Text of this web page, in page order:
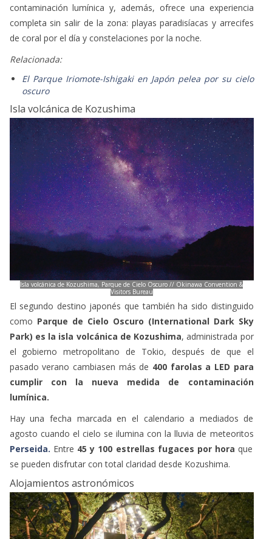
contaminación lumínica y, además, ofrece una experiencia
completa sin salir de la zona: playas paradisíacas y arrecifes
de coral por el día y constelaciones por la noche.
Relacionada:
El Parque Iriomote-Ishigaki en Japón pelea por su cielo
oscuro
Isla volcánica de Kozushima
Isla volcánica de Kozushima, Parque de Cielo Oscuro // Okinawa Convention &
El segundo destino japonés que también ha sido distinguido
Parque de Cielo Oscuro (International Dark Sky
Park) es la isla volcánica de Kozushima , administrada por
el gobierno metropolitano de Tokio, después de que el
pasado verano cambiasen más de
400 farolas a LED para
cumplir con la nueva medida de contaminación
Hay una fecha marcada en el calendario a mediados de
agosto cuando el cielo se ilumina con la lluvia de meteoritos
45 y 100 estrellas fugaces por hora
que
se pueden disfrutar con total claridad desde Kozushima.
Alojamientos astronómicos